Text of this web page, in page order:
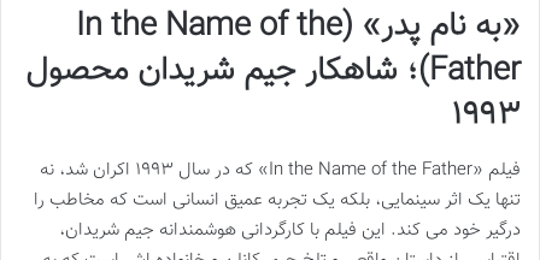
«به نام پدر» (In the Name of the
Father)؛ شاهکار جیم شریدان محصول
۱۹۹۳
فیلم «In the Name of the Father» که در سال ۱۹۹۳ اکران شد، نه
تنها یک اثر سینمایی، بلکه یک تجربه عمیق انسانی است که مخاطب را
درگیر خود می کند. این فیلم با کارگردانی هوشمندانه جیم شریدان،